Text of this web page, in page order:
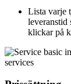
Lista varje
leveranstid
klickar på